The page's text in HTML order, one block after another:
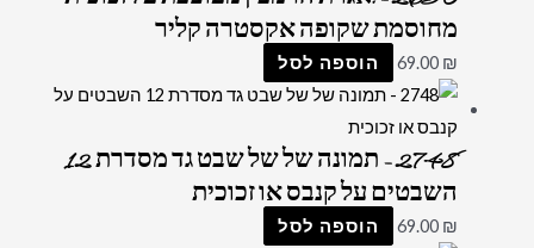
מחוסמת שקופה אקסטרה קליר
69.00 ₪ הוספה לסל
2748 – תמונה של של שבט גד מסדרת 12
השבטים על קנבס או זכוכית
69.00 ₪ הוספה לסל